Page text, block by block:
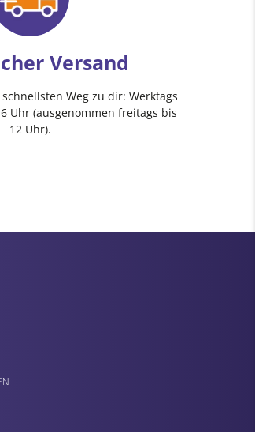
Versand
Weg zu dir: Werktags
Uhr (ausgenommen freitags bis
12 Uhr).